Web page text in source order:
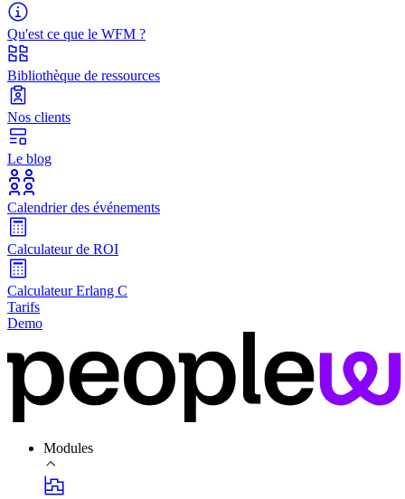
Qu'est ce que le WFM ?
Bibliothèque de ressources
Nos clients
Le blog
Calendrier des événements
Calculateur de ROI
Calculateur Erlang C
Tarifs
Demo
Modules